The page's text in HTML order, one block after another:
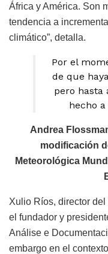
África y América. Son
tendencia a
climático”, detalla.
Por el
de que
pero hasta
hecho
Andrea
modificación
Meteorológica
Xulio Ríos, director
el fundador y
Análise e
embargo en el